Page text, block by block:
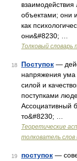
объектами; они
как
они&#8230; …
Толковый словарь
18 Поступок —
напряжения ума
силой и
поступками
Ассоциативный
то&#8230; …
Теоретические
толкователь
19 поступок —